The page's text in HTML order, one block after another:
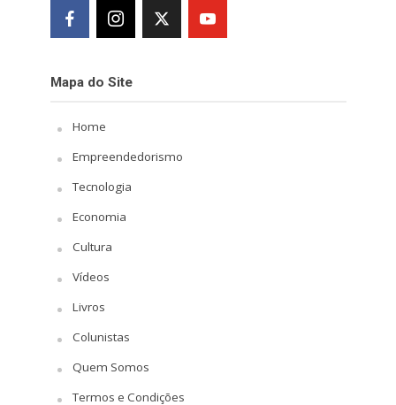
Mapa do Site
Home
Empreendedorismo
Tecnologia
Economia
Cultura
Vídeos
Livros
Colunistas
Quem Somos
Termos e Condições